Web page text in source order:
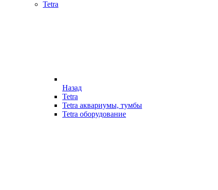
Tetra
Назад
Tetra
Tetra аквариумы, тумбы
Tetra оборудование